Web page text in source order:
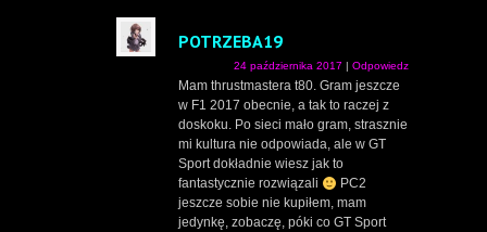
POTRZEBA19
24 października 2017 Odpowiedz
Mam thrustmastera t80. Gram jeszcze
w F1 2017 obecnie, a tak to raczej z
doskoku. Po sieci mało gram, strasznie
mi kultura nie odpowiada, ale w GT
Sport dokładnie wiesz jak to
fantastycznie rozwiązali
PC2
jeszcze sobie nie kupiłem, mam
jedynkę, zobaczę, póki co GT Sport